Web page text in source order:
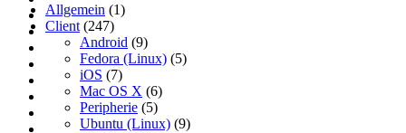
Allgemein (1)
Client (247)
Android (9)
Fedora (Linux) (5)
iOS (7)
Mac OS X (6)
Peripherie (5)
Ubuntu (Linux) (9)